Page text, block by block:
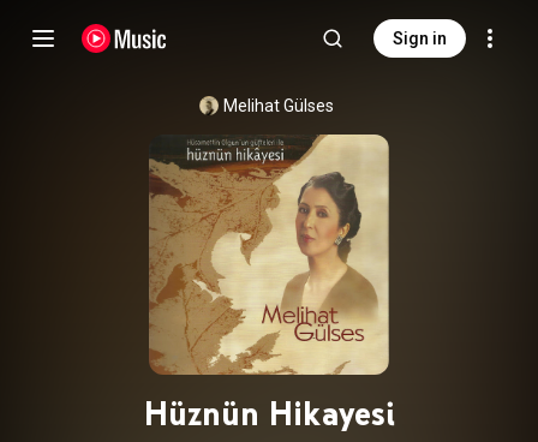
Sign in
Melihat Gülses
Hüznün Hikayesi